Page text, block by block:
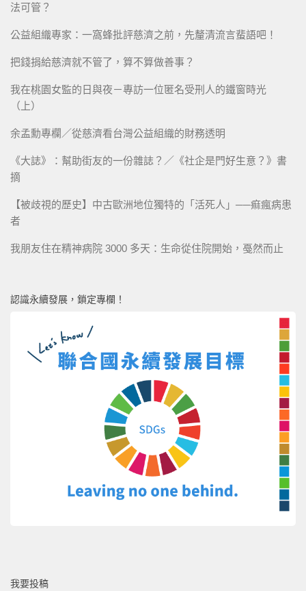
法可管？
公益組織專家：一窩蜂批評慈濟之前，先釐清流言蜚語吧！
把錢捐給慈濟就不管了，算不算做善事？
我在桃園女監的日與夜－專訪一位匿名受刑人的鐵窗時光
（上）
余孟勳專欄／從慈濟看台灣公益組織的財務透明
《大誌》：幫助街友的一份雜誌？／《社企是門好生意？》書
摘
【被歧視的歷史】中古歐洲地位獨特的「活死人」──痲瘋病患
者
我朋友住在精神病院 3000 多天：生命從住院開始，戞然而止
認識永續發展，鎖定專欄！
我要投稿